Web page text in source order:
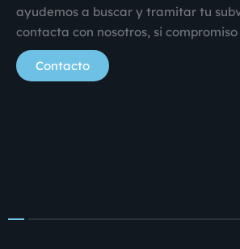
ayudemos a buscar y tramitar tu
contacta con nosotros, si
Contacto